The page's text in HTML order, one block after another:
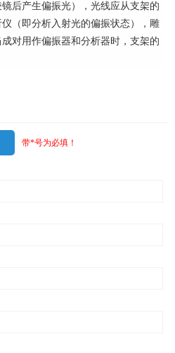
后产生偏振光），光线应从支架的
（即分析入射光的偏振状态），雕
对用作偏振器和分析器时，支架的
带*号为必填！